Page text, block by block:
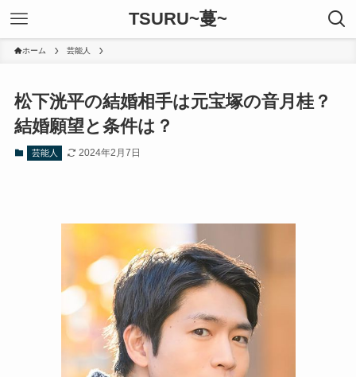
TSURU~蔓~
ホーム 芸能人
松下洸平の結婚相手は元宝塚の音月桂？
結婚願望と条件は？
芸能人 2024年2月7日